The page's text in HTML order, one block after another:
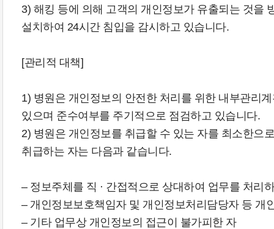
3) 해킹 등에 의해 고객의 개인정보가 유출되는 것을
설치하여 24시간 침입을 감시하고 있습니다.
[관리적 대책]
1) 병원은 개인정보의 안전한 처리를 위한 내부관리
있으며 준수여부를 주기적으로 점검하고 있습니다.
2) 병원은 개인정보를 취급할 수 있는 자를 최소한으
취급하는 자는 다음과 같습니다.
– 정보주체를 직 · 간접적으로 상대하여 업무를 처리
– 개인정보보호책임자 및 개인정보처리담당자 등 개
– 기타 업무상 개인정보의 접근이 불가피한 자